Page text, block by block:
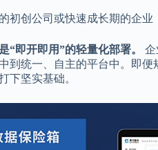
初创公司或快速成长期的企业
“即开即用”的轻量化部署。 企
到统一、自主的平台中。即
下坚实基础。